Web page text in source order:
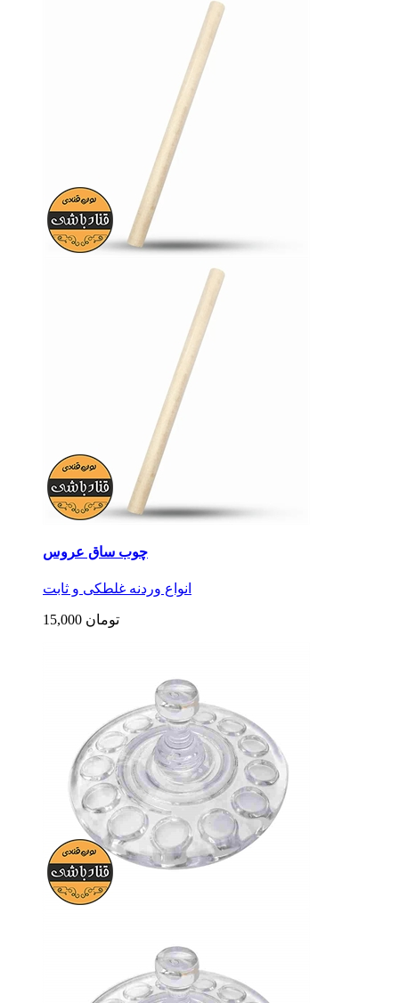
چوب ساق عروس
انواع وردنه غلطکی و ثابت
15,000 تومان